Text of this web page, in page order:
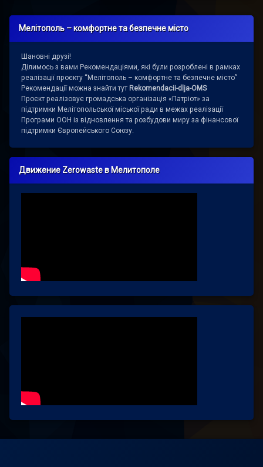
Мелітополь – комфортне та безпечне місто
Шановні друзі!
Ділимось з вами Рекомендаціями, які були розроблені в рамках
реалізації проєкту “Мелітополь – комфортне та безпечне місто”
Рекомендації можна знайти тут Rekomendacii-dlja-OMS
Проєкт реалізовує громадська організація «Патріот» за
підтримки Мелітопольської міської ради в межах реалізації
Програми ООН із відновлення та розбудови миру за фінансової
підтримки Європейського Союзу.
Движение Zerowaste в Мелитополе